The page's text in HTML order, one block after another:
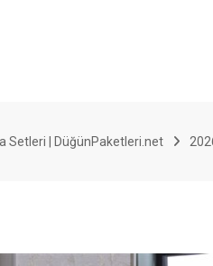
Setleri | DüğünPaketleri.net